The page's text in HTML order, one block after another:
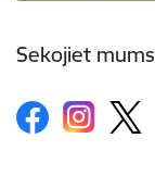
Sekojiet mums